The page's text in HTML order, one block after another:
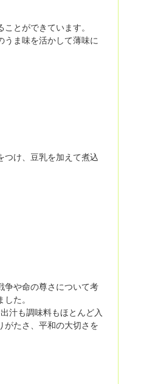
とができています。
うま味を活かして薄味に
つけ、豆乳を加えて煮込
争や命の尊さについて考
た。
汁も調味料もほとんど入
がたさ、平和の大切さを